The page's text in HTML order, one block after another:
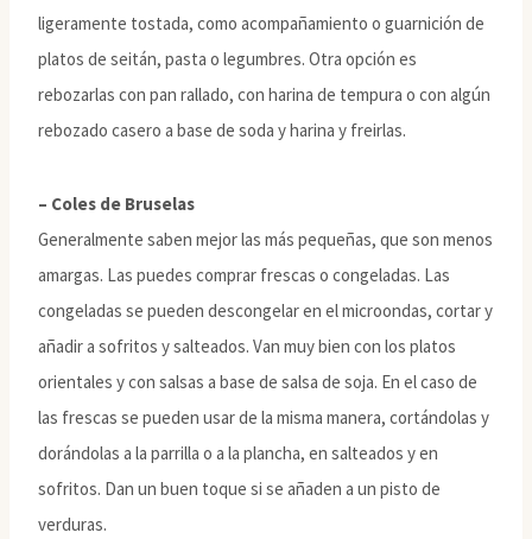
ligeramente tostada, como acompañamiento o guarnición de
platos de seitán, pasta o legumbres. Otra opción es
rebozarlas con pan rallado, con harina de tempura o con algún
rebozado casero a base de soda y harina y freirlas.
– Coles de Bruselas
Generalmente saben mejor las más pequeñas, que son menos
amargas. Las puedes comprar frescas o congeladas. Las
congeladas se pueden descongelar en el microondas, cortar y
añadir a sofritos y salteados. Van muy bien con los platos
orientales y con salsas a base de salsa de soja. En el caso de
las frescas se pueden usar de la misma manera, cortándolas y
dorándolas a la parrilla o a la plancha, en salteados y en
sofritos. Dan un buen toque si se añaden a un pisto de
verduras.